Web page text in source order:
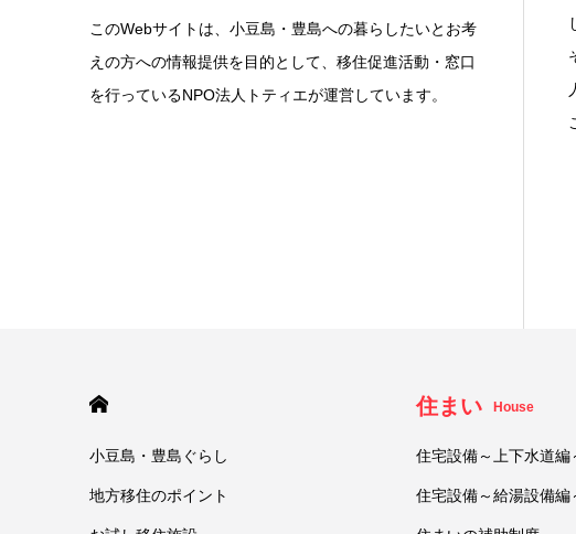
このWebサイトは、小豆島・豊島への暮らしたいとお考
えの方への情報提供を目的として、移住促進活動・窓口
を行っているNPO法人トティエが運営しています。
小豆島・豊島ぐらし
地方移住のポイント
住まい House
住宅設備～上下水道編
住宅設備～給湯設備編